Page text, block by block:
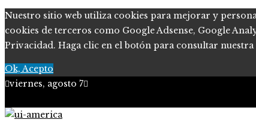
Nuestro sitio web utiliza cookies para mejorar y
cookies de terceros como Google Adsense, Google
Privacidad. Haga clic en el botón para consultar
Ok, Acepto
viernes, agosto 7
Quiénes somos